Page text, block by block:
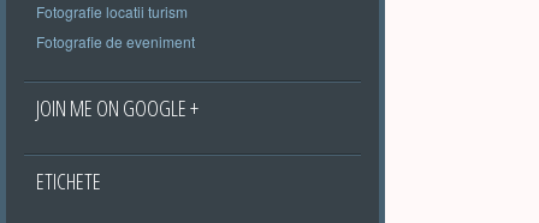
Fotografie locatii turism
Fotografie de eveniment
JOIN ME ON GOOGLE +
ETICHETE